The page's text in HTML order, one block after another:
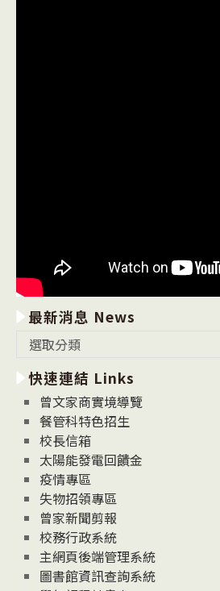
最新消息 News
消
息
News
選取分類
快速連結 Links
曾文家商實境導覽
餐管科特色招生
校長信箱
太陽能發電回饋金
疫情專區
失物招領專區
曾家新聞剪報
校務行政系統
主網頁後端管理系統
圖書館資訊查詢系統